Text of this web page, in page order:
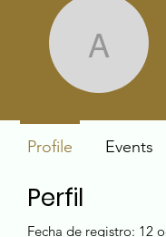
Perfil
Fecha de registro: 12
Profile Events